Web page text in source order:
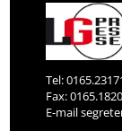
Tel:
Fax:
E-mail